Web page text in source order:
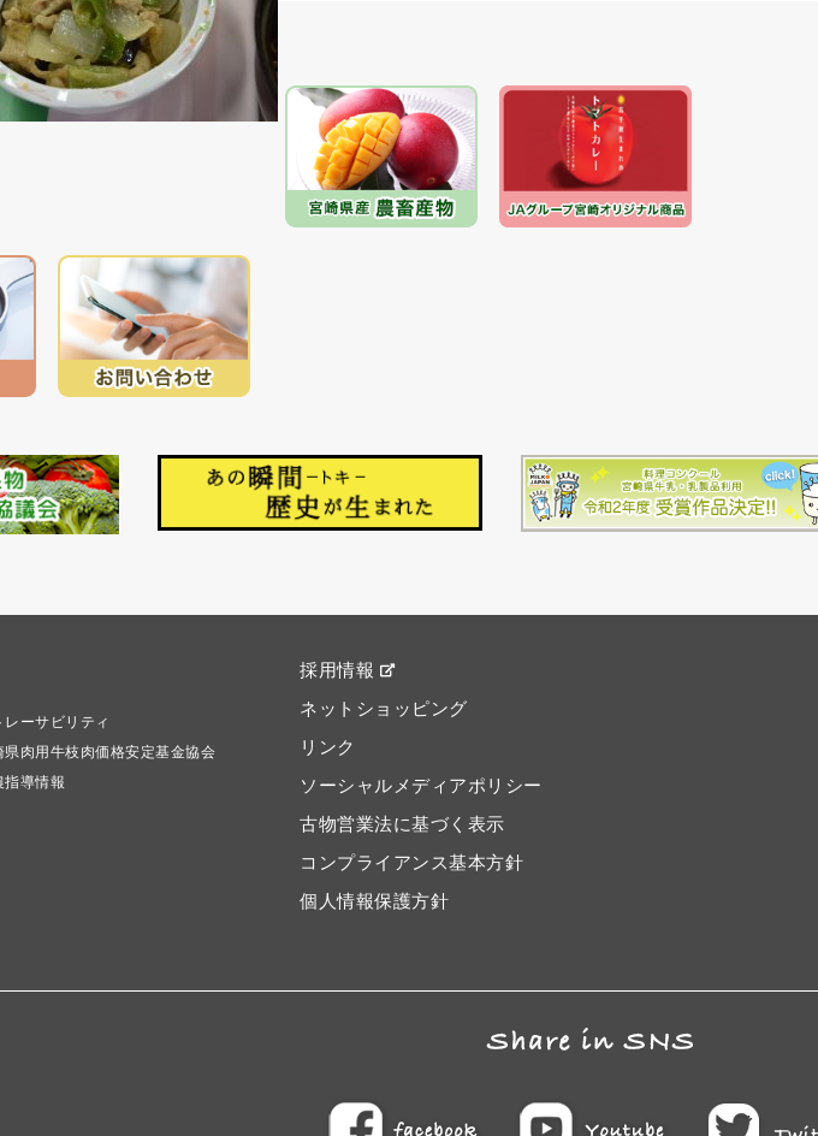
レーサビリティ
県肉用牛枝肉価格安定基金協会
指導情報
採用情報
ネットショッピング
リンク
ソーシャルメディアポリシー
古物営業法に基づく表示
コンプライアンス基本方針
個人情報保護方針